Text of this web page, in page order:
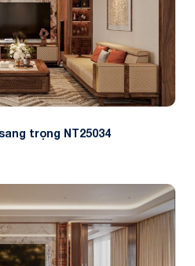
trọng NT25034